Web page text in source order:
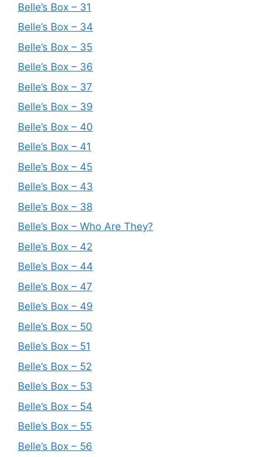
Belle’s Box – 31
Belle’s Box – 34
Belle’s Box – 35
Belle’s Box – 36
Belle’s Box – 37
Belle’s Box – 39
Belle’s Box – 40
Belle’s Box – 41
Belle’s Box – 45
Belle’s Box – 43
Belle’s Box – 38
Belle’s Box – Who Are They?
Belle’s Box – 42
Belle’s Box – 44
Belle’s Box – 47
Belle’s Box – 49
Belle’s Box – 50
Belle’s Box – 51
Belle’s Box – 52
Belle’s Box – 53
Belle’s Box – 54
Belle’s Box – 55
Belle’s Box – 56